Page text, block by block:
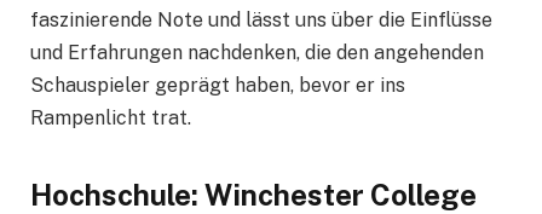
faszinierende Note und lässt uns über die Einflüsse
und Erfahrungen nachdenken, die den angehenden
Schauspieler geprägt haben, bevor er ins
Rampenlicht trat.
Hochschule: Winchester College